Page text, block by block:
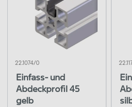
22.1074/0
Einfass- und
Abdeckprofil 45
gelb